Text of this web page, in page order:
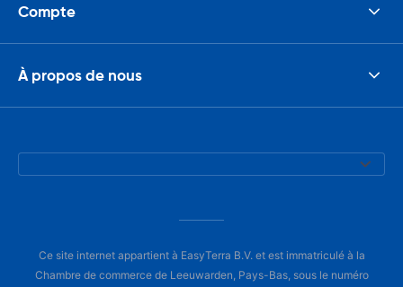
Compte
À propos de nous
Ce site internet appartient à EasyTerra B.V. et est immatriculé à la
Chambre de commerce de Leeuwarden, Pays-Bas, sous le numéro